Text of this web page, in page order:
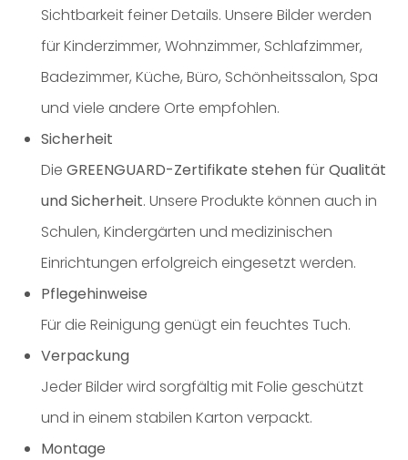
Sichtbarkeit feiner Details. Unsere Bilder werden
für Kinderzimmer, Wohnzimmer, Schlafzimmer,
Badezimmer, Küche, Büro, Schönheitssalon, Spa
und viele andere Orte empfohlen.
Sicherheit
Die GREENGUARD-Zertifikate stehen für Qualität
und Sicherheit. Unsere Produkte können auch in
Schulen, Kindergärten und medizinischen
Einrichtungen erfolgreich eingesetzt werden.
Pflegehinweise
Für die Reinigung genügt ein feuchtes Tuch.
Verpackung
Jeder Bilder wird sorgfältig mit Folie geschützt
und in einem stabilen Karton verpackt.
Montage